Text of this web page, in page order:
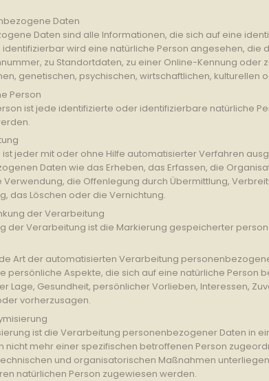
Daten
Daten sind alle Informationen, die sich auf eine
identifizierbar wird eine natürliche Person angesehen,
zu Standortdaten, zu einer Online-Kennung
genetischen, psychischen, wirtschaftlichen,
Person
ist jede identifizierte oder identifizierbare natürliche
jeder mit oder ohne Hilfe automatisierter Verfahren
Daten wie das Erheben, das Erfassen, die
Verwendung, die Offenlegung durch Übermittlung,
das Löschen oder die Vernichtung.
der Verarbeitung
der Verarbeitung ist die Markierung gespeicherter
Art der automatisierten Verarbeitung
persönliche Aspekte, die sich auf eine natürliche Person
Lage, Gesundheit, persönlicher Vorlieben, Interessen,
vorherzusagen.
ist die Verarbeitung personenbezogener Daten in
nicht mehr einer spezifischen betroffenen Person
und organisatorischen Maßnahmen
natürlichen Person zugewiesen werden.